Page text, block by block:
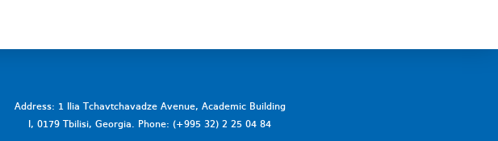
Address: 1 Ilia Tchavtchavadze Avenue, Academic Building
I, 0179 Tbilisi, Georgia. Phone: (+995 32) 2 25 04 84